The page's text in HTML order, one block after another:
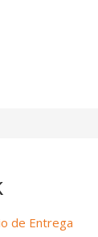
de Entrega